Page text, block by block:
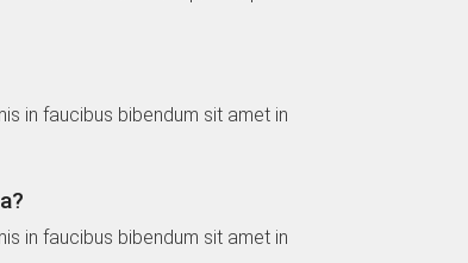
in faucibus bibendum sit amet in
in faucibus bibendum sit amet in